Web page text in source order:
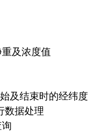
及浓度值
及结束时的经纬度
数据处理